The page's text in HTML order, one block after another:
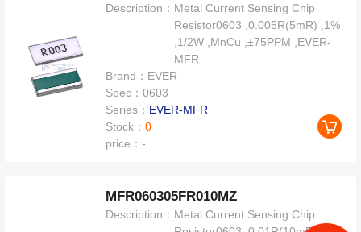
Description： Metal Current Sensing Chip
Resistor0603 ,0.005R(5mR) ,1%
,1/2W ,MnCu ,±75PPM ,EVER-
MFR
Brand： EVER
Spec：0603
Series： EVER-MFR
Stock：0
price：-
MFR060305FR010MZ
Description： Metal Current Sensing Chip